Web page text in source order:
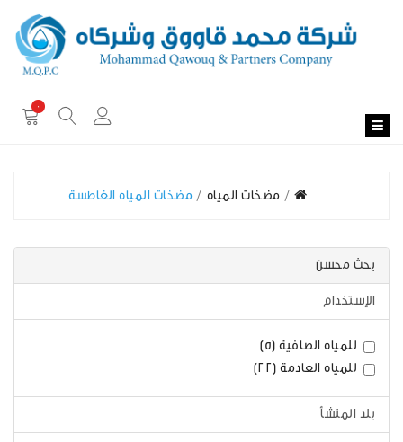
0
مضخات المياه مضخات المياه الغاطسة
بحث محسن
الإستخدام
للمياه الصافية (5)
للمياه العادمة (22)
بلد المنشأ